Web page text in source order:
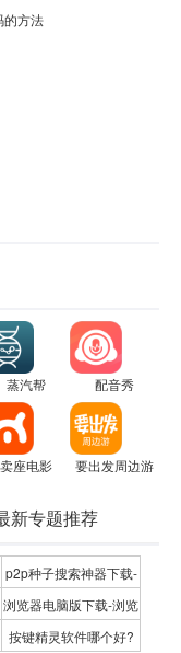
的方法
蒸汽帮 配音秀
卖座电影 要出发周边游
新专题推荐
p2p种子搜索神器下载-
P2P种子搜索神器专题
浏览器电脑版下载-浏览
器下载合集
按键精灵软件哪个好?